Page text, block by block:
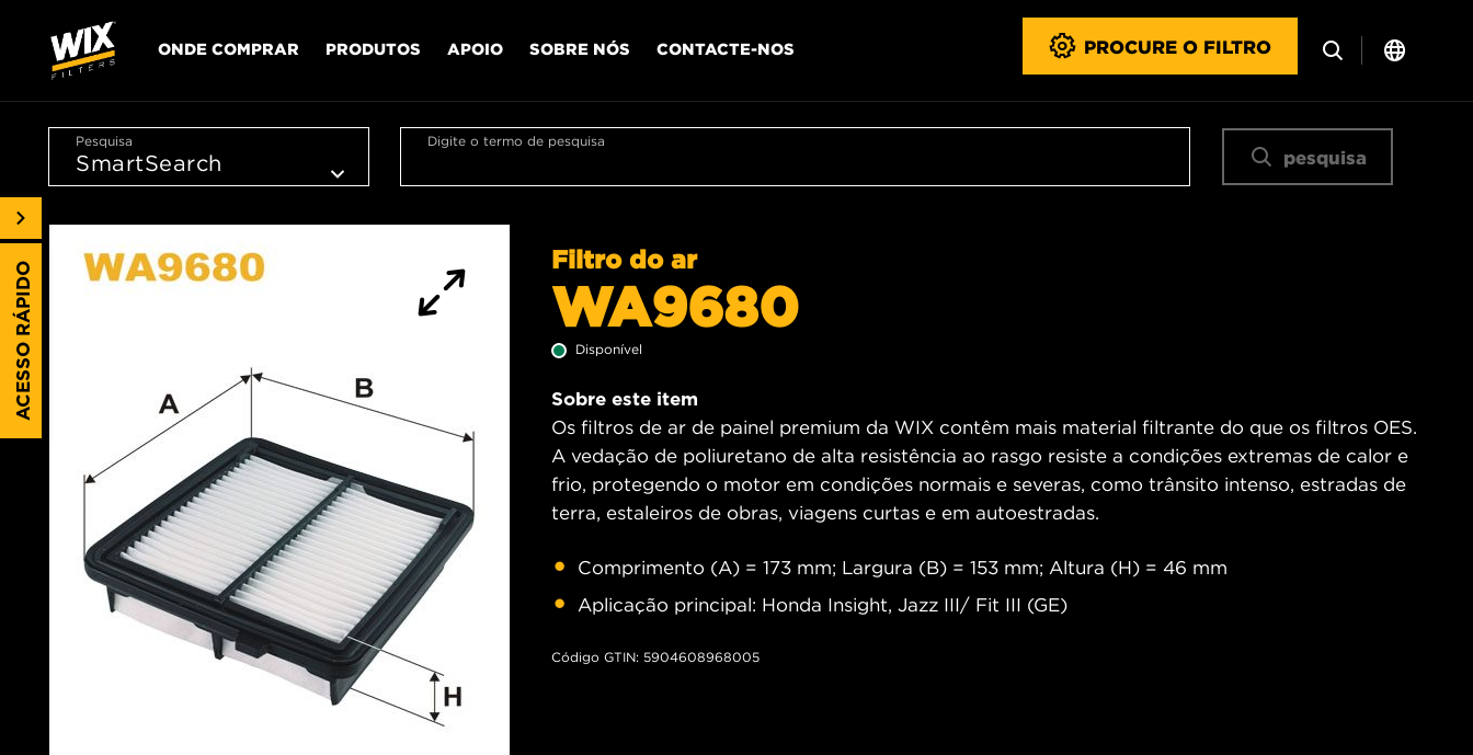
ONDE COMPRAR PRODUTOS APOIO SOBRE NÓS CONTACTE-NOS PROCURE O FILTRO
Pesquisa Digite o termo de pesquisa
pesquisa
Filtro do ar
WA9680
Disponível
Sobre este item
Os filtros de ar de painel premium da WIX contêm mais material filtrante do que os filtros OES.
A vedação de poliuretano de alta resistência ao rasgo resiste a condições extremas de calor e
frio, protegendo o motor em condições normais e severas, como trânsito intenso, estradas de
terra, estaleiros de obras, viagens curtas e em autoestradas.
Comprimento (A) = 173 mm; Largura (B) = 153 mm; Altura (H) = 46 mm
Aplicação principal: Honda Insight, Jazz III/ Fit III (GE)
Código GTIN: 5904608968005
ACESSO RÁPIDO